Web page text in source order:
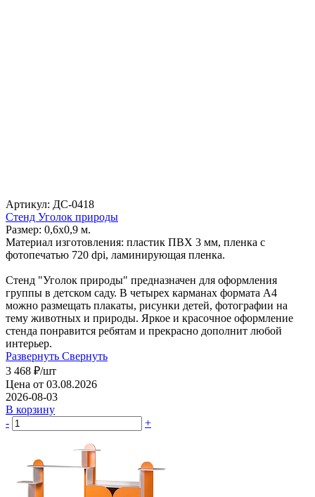
Артикул: ДС-0418
Стенд Уголок природы
Размер: 0,6х0,9 м.
Материал изготовления: пластик ПВХ 3 мм, пленка с
фотопечатью 720 dpi, ламинирующая пленка.
Стенд "Уголок природы" предназначен для оформления
группы в детском саду. В четырех карманах формата А4
можно размещать плакаты, рисунки детей, фотографии на
тему животных и природы. Яркое и красочное оформление
стенда понравится ребятам и прекрасно дополнит любой
интерьер.
Развернуть Свернуть
3 468 ₽/шт
Цена от 03.08.2026
2026-08-03
В корзину
-
+